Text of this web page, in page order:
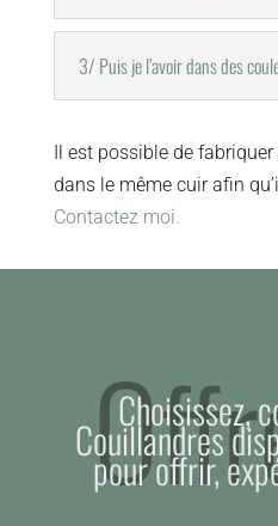
3/ Puis je l’avoir dans des
Il est possible de
dans le même cuir afin
Contactez moi.
Choisissez,
Couillandres
pour offrir,